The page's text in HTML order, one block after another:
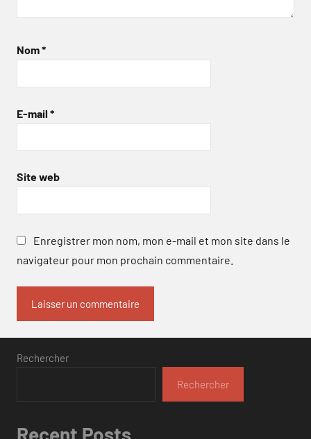
Nom*
E-mail *
Site web
Enregistrer mon nom, mon e-mail et mon site dans le
navigateur pour mon prochain commentaire.
Rechercher
Rechercher
Recent Posts